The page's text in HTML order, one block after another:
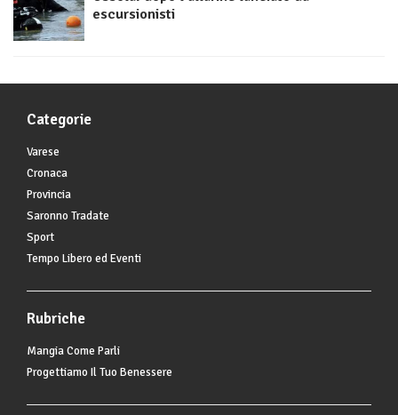
escursionisti
Categorie
Varese
Cronaca
Provincia
Saronno Tradate
Sport
Tempo Libero ed Eventi
Rubriche
Mangia Come Parli
Progettiamo Il Tuo Benessere